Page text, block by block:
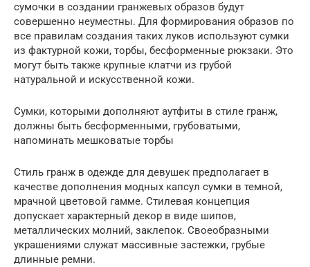
сумочки в создании гранжевых образов будут
совершенно неуместны. Для формирования образов по
все правилам создания таких луков используют сумки
из фактурной кожи, торбы, бесформенные рюкзаки. Это
могут быть также крупные клатчи из грубой
натуральной и искусственной кожи.
Сумки, которыми дополняют аутфиты в стиле гранж,
должны быть бесформенными, грубоватыми,
напоминать мешковатые торбы
Стиль гранж в одежде для девушек предполагает в
качестве дополнения модных капсул сумки в темной,
мрачной цветовой гамме. Стилевая концепция
допускает характерный декор в виде шипов,
металлических молний, заклепок. Своеобразными
украшениями служат массивные застежки, грубые
длинные ремни.